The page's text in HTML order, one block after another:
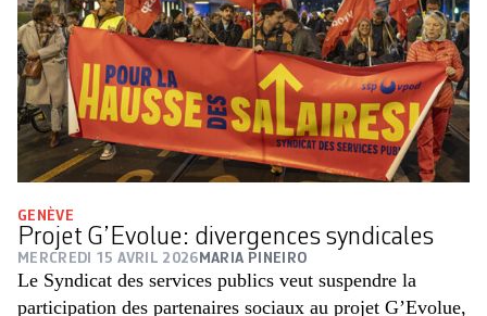
GENÈVE
Projet G’Evolue: divergences syndicales
MERCREDI 15 AVRIL 2026 MARIA PINEIRO
Le Syndicat des services publics veut suspendre la
participation des partenaires sociaux au projet G’Evolue,